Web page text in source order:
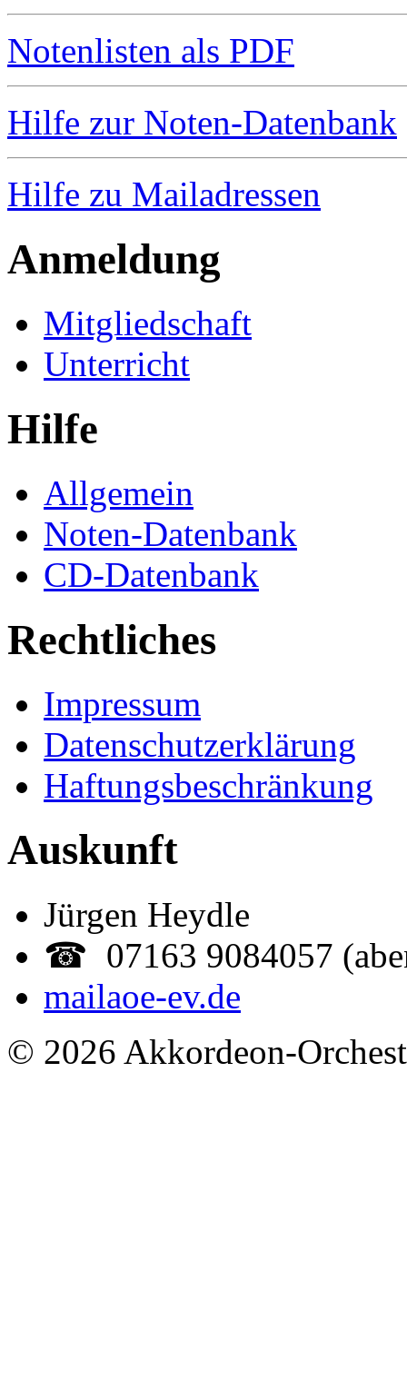
Notenlisten als PDF
Hilfe zur Noten-Datenbank
Hilfe zu Mailadressen
Anmeldung
Mitgliedschaft
Unterricht
Hilfe
Allgemein
Noten-Datenbank
CD-Datenbank
Rechtliches
Impressum
Datenschutzerklärung
Haftungsbeschränkung
Auskunft
Jürgen Heydle
☎ 07163 9084057
mailaoe-ev.de
© 2026 Akkordeon-